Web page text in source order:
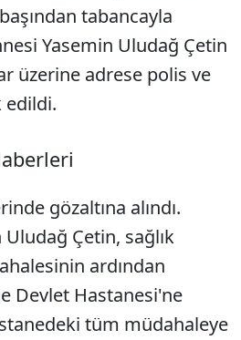
tabancayla
Yasemin Uludağ Çetin
üzerine adrese polis ve
edildi.
gözaltına alındı.
Çetin, sağlık
ardından
Devlet Hastanesi'ne
tüm müdahaleye